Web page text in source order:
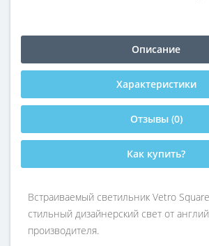
Описание
Характеристики
Отзывы (0)
Как купить?
Встраиваемый светильник Vetro
стильный дизайнерский свет от
производителя.